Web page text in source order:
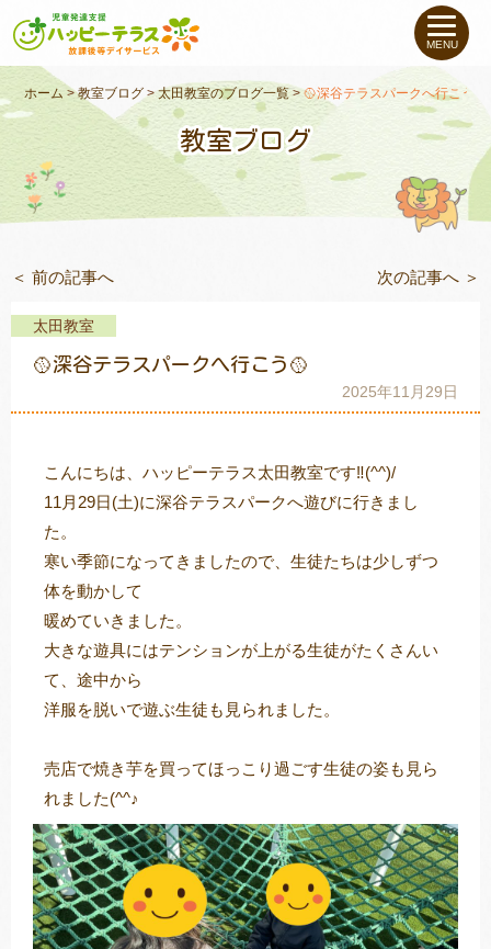
私たちについて
未就学のお子さま（０〜６才）
小学生〜高校生のお子さま
支援事例
教室一覧
MENU
ホーム >教室ブログ>太田教室のブログ一覧>🥎深谷テラスパークへ行こう🥎
教室ブログ
＜ 前の記事へ 次の記事へ ＞
太田教室
🥎深谷テラスパークへ行こう🥎
2025年11月29日
こんにちは、ハッピーテラス太田教室です‼(^^)/
11月29日(土)に深谷テラスパークへ遊びに行きまし
た。
寒い季節になってきましたので、生徒たちは少しずつ
体を動かして
暖めていきました。
大きな遊具にはテンションが上がる生徒がたくさんい
て、途中から
洋服を脱いで遊ぶ生徒も見られました。
売店で焼き芋を買ってほっこり過ごす生徒の姿も見ら
れました(^^♪